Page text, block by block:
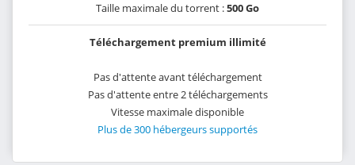
Taille maximale du torrent :500 Go
Téléchargement premium illimité
Pas d'attente avant téléchargement
Pas d'attente entre 2 téléchargements
Vitesse maximale disponible
Plus de 300 hébergeurs supportés